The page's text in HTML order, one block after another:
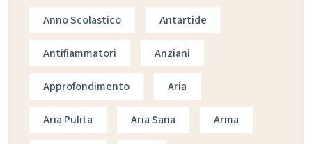
Anno Scolastico Antartide
Antifiammatori Anziani
Approfondimento Aria
Aria Pulita Aria Sana Arma